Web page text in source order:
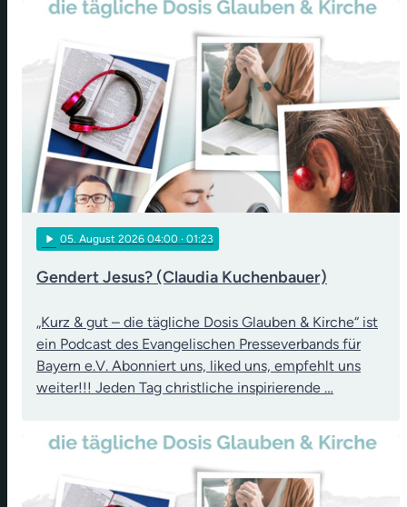
play_arrow 05. August 2026 04:00 · 01:23
Gendert Jesus? (Claudia Kuchenbauer)
„Kurz & gut – die tägliche Dosis Glauben & Kirche“ ist
ein Podcast des Evangelischen Presseverbands für
Bayern e.V. Abonniert uns, liked uns, empfehlt uns
weiter!!! Jeden Tag christliche inspirierende …